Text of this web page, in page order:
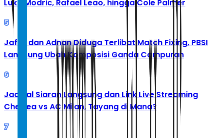
Luka Modric, Rafael Leao, hingga Cole Palmer
5
Jafar dan Adnan Diduga Terlibat Match Fixing, PBSI
Langsung Ubah Komposisi Ganda Campuran
6
Jadwal Siaran Langsung dan Link Live Streaming
Chelsea vs AC Milan, Tayang di Mana?
7